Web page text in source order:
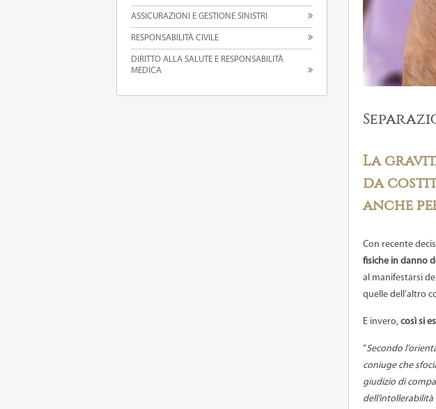
ASSICURAZIONI E GESTIONE SINISTRI
RESPONSABILITÀ CIVILE
DIRITTO ALLA SALUTE E RESPONSABILITÀ
MEDICA
La
da
anche
Con recente
fisiche in danno
al manifestarsi
quelle dell’altro
E invero, così si
“Secondo
coniuge che
giudizio di